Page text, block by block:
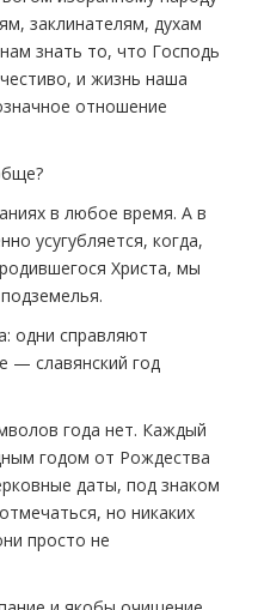
заклинателям, духам
знать то, что Господь
и жизнь наша
отношение
в любое время. А в
усугубляется, когда,
Христа, мы
одни справляют
— славянский год
года нет. Каждый
годом от Рождества
даты, под знаком
но никаких
просто не